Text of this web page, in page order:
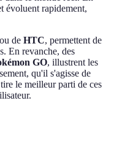
évoluent rapidement,
ou de HTC, permettent de
En revanche, des
GO, illustrent les
qu'il s'agisse de
le meilleur parti de ces